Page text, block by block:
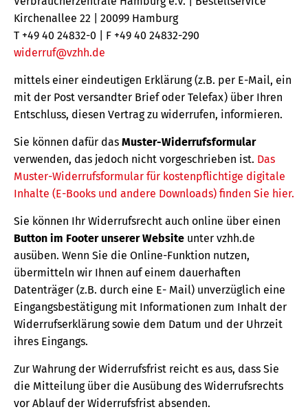
Kirchenallee 22 | 20099 Hamburg
T +49 40 24832-0 | F +49 40 24832-290
widerruf@vzhh.de
mittels einer eindeutigen Erklärung (z.B. per E-Mail, ein
mit der Post versandter Brief oder Telefax) über Ihren
Entschluss, diesen Vertrag zu widerrufen, informieren.
Sie können dafür das Muster-Widerrufsformular
verwenden, das jedoch nicht vorgeschrieben ist. Das
Muster-Widerrufsformular für kostenpflichtige digitale
Inhalte (E-Books und andere Downloads) finden Sie hier.
Sie können Ihr Widerrufsrecht auch online über einen
Button im Footer unserer Website unter vzhh.de
ausüben. Wenn Sie die Online-Funktion nutzen,
übermitteln wir Ihnen auf einem dauerhaften
Datenträger (z.B. durch eine E- Mail) unverzüglich eine
Eingangsbestätigung mit Informationen zum Inhalt der
Widerrufserklärung sowie dem Datum und der Uhrzeit
ihres Eingangs.
Zur Wahrung der Widerrufsfrist reicht es aus, dass Sie
die Mitteilung über die Ausübung des Widerrufsrechts
vor Ablauf der Widerrufsfrist absenden.